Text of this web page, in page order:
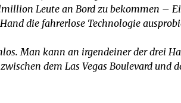
Leute an Bord zu bekommen –
die fahrerlose Technologie
Man kann an irgendeiner der drei
dem Las Vegas Boulevard und